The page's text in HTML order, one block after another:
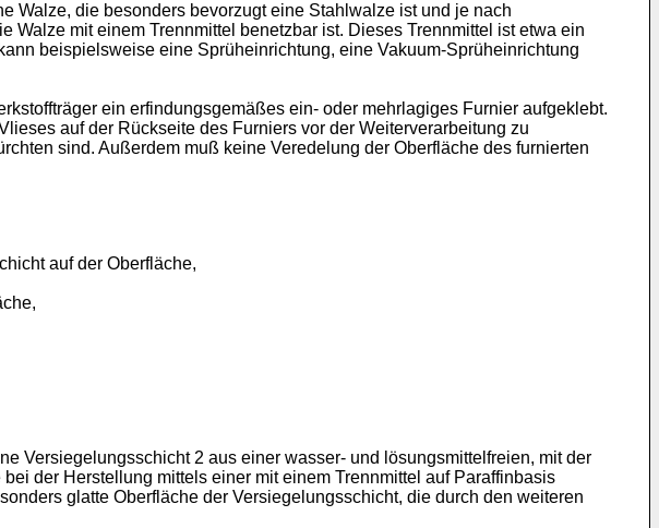
Walze, die besonders bevorzugt eine Stahlwalze ist und je nach
mit einem Trennmittel benetzbar ist. Dieses Trennmittel ist etwa ein
beispielsweise eine Sprüheinrichtung, eine Vakuum-Sprüheinrichtung
ein erfindungsgemäßes ein- oder mehrlagiges Furnier aufgeklebt.
auf der Rückseite des Furniers vor der Weiterverarbeitung zu
sind. Außerdem muß keine Veredelung der Oberfläche des furnierten
auf der Oberfläche,
Versiegelungsschicht 2 aus einer wasser- und lösungsmittelfreien, mit der
der Herstellung mittels einer mit einem Trennmittel auf Paraffinbasis
glatte Oberfläche der Versiegelungsschicht, die durch den weiteren